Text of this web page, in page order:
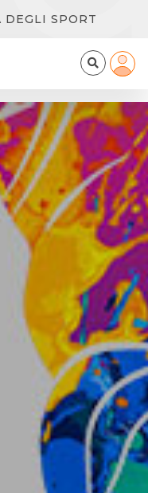
DEGLI SPORT